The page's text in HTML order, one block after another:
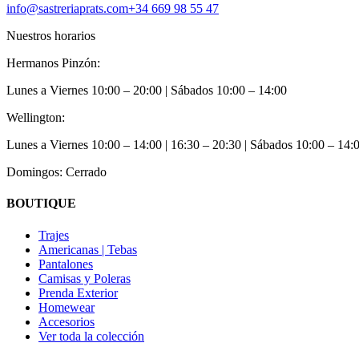
info@sastreriaprats.com+34 669 98 55 47
Nuestros horarios
Hermanos Pinzón:
Lunes a Viernes 10:00 – 20:00 | Sábados 10:00 – 14:00
Wellington:
Lunes a Viernes 10:00 – 14:00 | 16:30 – 20:30 | Sábados 10:00 –
Domingos: Cerrado
BOUTIQUE
Trajes
Americanas | Tebas
Pantalones
Camisas y Poleras
Prenda Exterior
Homewear
Accesorios
Ver toda la colección